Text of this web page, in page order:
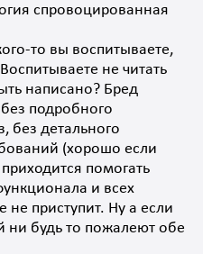
спровоцированная
то вы воспитываете,
не читать
написано? Бред
подробного
без детального
(хорошо если
помогать
и всех
не приступит. Ну а если
ни будь то пожалеют обе